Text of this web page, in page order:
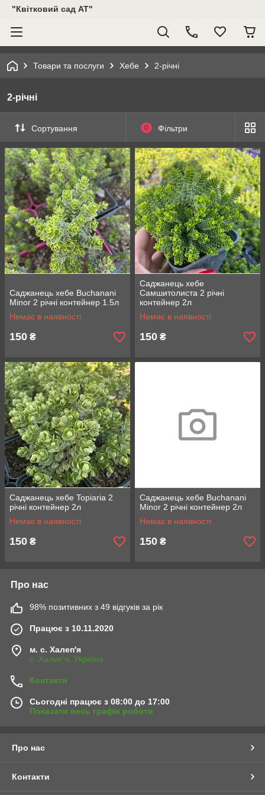
"Квітковий сад АТ"
Товари та послуги Хебе 2-річні
2-річні
Сортування 0 Фільтри
Саджанець хебе Buchanani
Minor 2 річні контейнер 1.5л
Немає в наявності
150 ₴
Саджанець хебе
Самшитолиста 2 річні
контейнер 2л
Немає в наявності
150 ₴
Саджанець хебе Topiaria 2
річні контейнер 2л
Немає в наявності
150 ₴
Саджанець хебе Buchanani
Minor 2 річні контейнер 2л
Немає в наявності
150 ₴
Про нас
98% позитивних з 49 відгуків за рік
Працює з 10.11.2020
м. с. Халеп'я
с. Халеп'я, Україна
Контакти
Сьогодні працює з 08:00 до 17:00
Показати весь графік роботи
Про нас
Контакти